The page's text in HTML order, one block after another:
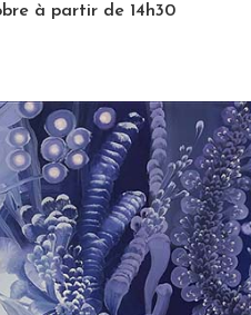
à partir de 14h30